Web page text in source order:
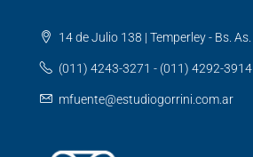
14 de Julio 138 | Temperley - Bs. As.
(011) 4243-3271 - (011) 4292-3914
mfuente@estudiogorrini.com.ar